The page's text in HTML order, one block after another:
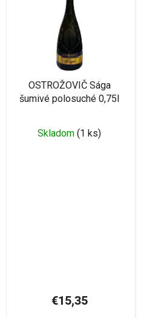
OSTROŽOVIČ Sága
šumivé polosuché 0,75l
Skladom (1 ks)
€15,35